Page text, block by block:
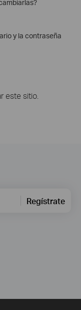
y la contraseña
este sitio.
Regístrate